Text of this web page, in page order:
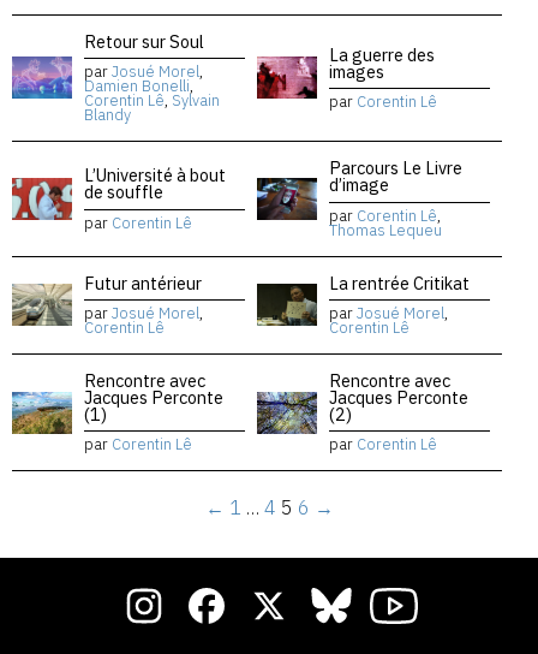
Retour sur Soul
parJosué Morel,
Damien Bonelli,
Corentin Lê, Sylvain
Blandy
La guerre des
images
par Corentin Lê
L’Université à bout
de souffle
par Corentin Lê
Parcours Le Livre
d’image
par Corentin Lê,
Thomas Lequeu
Futur antérieur
parJosué Morel,
Corentin Lê
La rentrée Critikat
parJosué Morel,
Corentin Lê
Rencontre avec
Jacques Perconte
(1)
par Corentin Lê
Rencontre avec
Jacques Perconte
(2)
par Corentin Lê
← 1 … 4 5 6 →